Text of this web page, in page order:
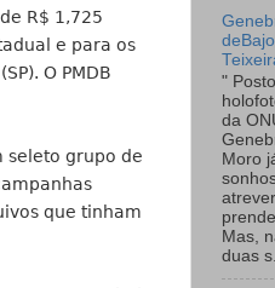
R$ 1,725
e para os
O PMDB
seleto grupo de
que tinham
"
da
Moro
Mas,
duas